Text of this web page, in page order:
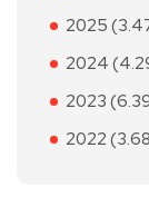
2025
2024
2023
2022